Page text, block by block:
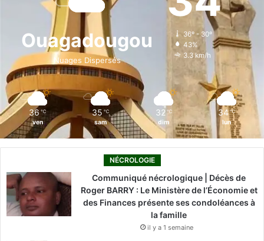
o
k
i
n
a
g
r
o
k
Ouagadougou
Nuages Dispersés
36º - 30º
43%
3.3 km/h
36 ℃
ven
35 ℃
sam
32 ℃
dim
34 ℃
lun
NÉCROLOGIE
Communiqué nécrologique | Décès de
Roger BARRY : Le Ministère de l’Économie et
des Finances présente ses condoléances à
la famille
il y a 1 semaine